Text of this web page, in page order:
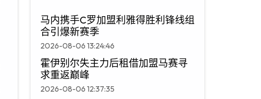
马内携手C罗加盟利雅得胜利锋线组
合引爆新赛季
2026-08-06 13:24:46
霍伊别尔失主力后租借加盟马赛寻
求重返巅峰
2026-08-06 12:37:35